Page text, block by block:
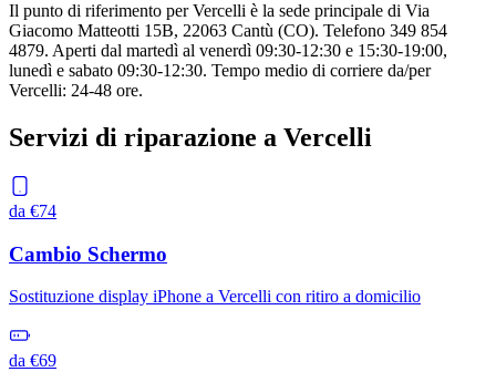
Il punto di riferimento per Vercelli è la sede principale di Via
Giacomo Matteotti 15B, 22063 Cantù (CO). Telefono 349 854
4879. Aperti dal martedì al venerdì 09:30-12:30 e 15:30-19:00,
lunedì e sabato 09:30-12:30. Tempo medio di corriere da/per
Vercelli: 24-48 ore.
Servizi di riparazione a Vercelli
da €74
Cambio Schermo
Sostituzione display iPhone a Vercelli con ritiro a domicilio
da €69